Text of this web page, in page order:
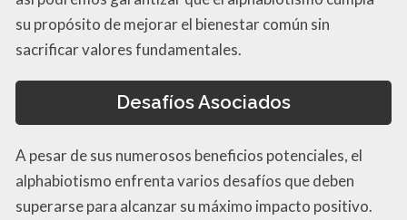
su propósito de mejorar el bienestar común sin
sacrificar valores fundamentales.
Desafíos Asociados
A pesar de sus numerosos beneficios potenciales, el
alphabiotismo enfrenta varios desafíos que deben
superarse para alcanzar su máximo impacto positivo.